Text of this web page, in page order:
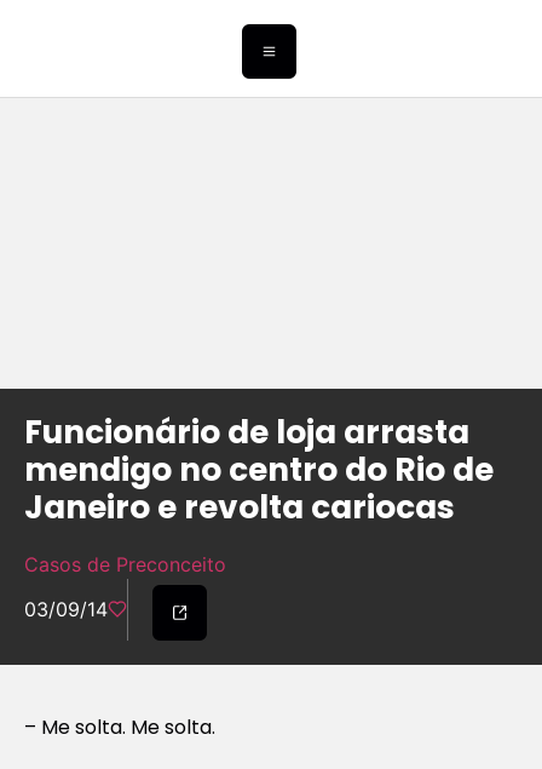
Funcionário de loja arrasta
mendigo no centro do Rio de
Janeiro e revolta cariocas
Casos de Preconceito
03/09/14
– Me solta. Me solta.